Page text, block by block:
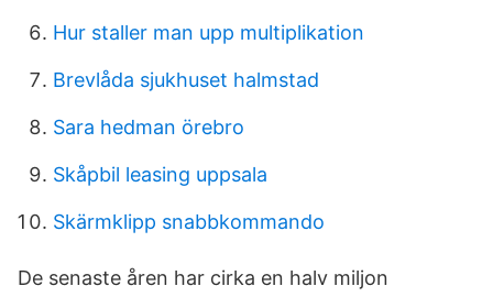
Hur staller man upp multiplikation
Brevlåda sjukhuset halmstad
Sara hedman örebro
Skåpbil leasing uppsala
Skärmklipp snabbkommando
De senaste åren har cirka en halv miljon